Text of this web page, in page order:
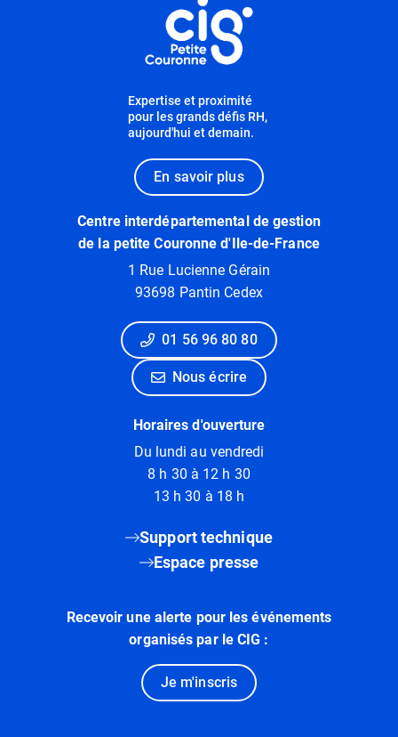
Expertise et proximité
pour les grands défis RH,
aujourd'hui et demain.
En savoir plus
Centre interdépartemental de gestion
de la petite Couronne d'Ile-de-France
1 Rue Lucienne Gérain
93698 Pantin Cedex
01 56 96 80 80
Nous écrire
Horaires d'ouverture
Du lundi au vendredi
8 h 30 à 12 h 30
13 h 30 à 18 h
Support technique
Espace presse
Recevoir une alerte pour les événements
organisés par le CIG :
Je m'inscris